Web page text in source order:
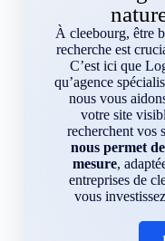
À cleebourg, être
recherche est
C’est ici que
qu’agence
nous vous
votre site
recherchent vos
nous permet
mesure,
entreprises de
vous